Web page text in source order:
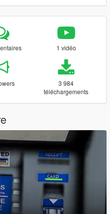
1 vidéo
3 984
téléchargements